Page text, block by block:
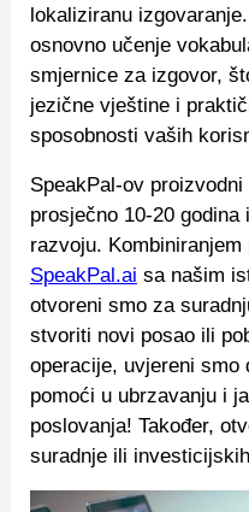
lokaliziranu
osnovno učenje
smjernice za izgovor,
jezične vještine i
sposobnosti vaših
SpeakPal-ov
prosječno 10-20
razvoju.
SpeakPal.ai sa našim
otvoreni smo za
stvoriti novi posao ili
operacije, uvjereni smo
pomoći u ubrzavanju i
poslovanja! Također,
suradnje ili